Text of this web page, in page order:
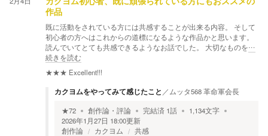
作品
既に活動をされている方には共感することが出来る内容。 そして
初心者の方へはこれからの道標になるような作品かと思います。
読んでいてとても共感できるようなお話でした。 大切なものを…
続きを読む
★★★ Excellent!!!
カクヨムをやってみて感じたこと ／ ムッタ568 革命軍会長
★72 創作論・評論 完結済 1話 1,134文字
2026年1月27日 18:00更新
創作論
カクヨム 共感